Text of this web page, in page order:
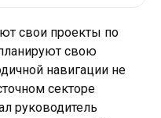
свои проекты по
свою
навигации не
секторе
руководитель